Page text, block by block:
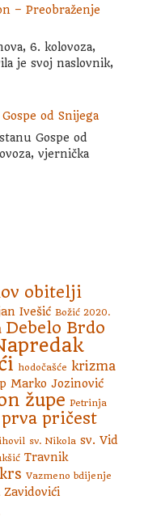
– Preobraženje
6. kolovoza,
je svoj naslovnik,
od Snijega
Gospe od
vjernička
obitelji
Ivešić Božić 2020.
Debelo Brdo
hodočašće krizma
Marko Jozinović
župe Petrinja
prva pričest
sv. Nikola sv. Vid
Travnik
Vazmeno bdijenje
Zavidovići